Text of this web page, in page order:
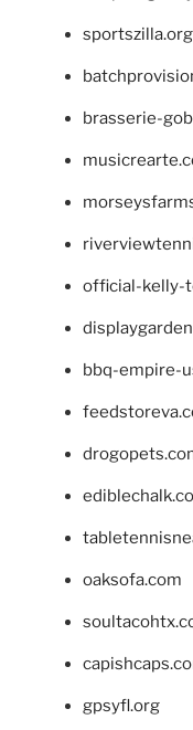
sportszilla.org
brasserie-
official-kelly-
bbq-empire-
oaksofa.com
gpsyfl.org